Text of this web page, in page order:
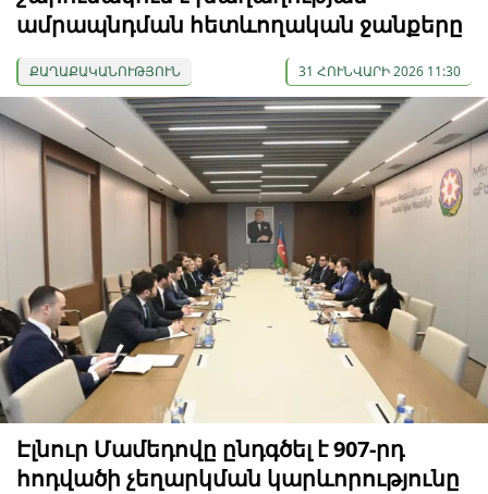
ամրապնդման հետևողական ջանքերը
ՔԱՂԱՔԱԿԱՆՈՒԹՅՈՒՆ 31 ՀՈՒՆՎԱՐԻ 2026 11:30
Էլնուր Մամեդովը ընդգծել է 907-րդ
հոդվածի չեղարկման կարևորությունը